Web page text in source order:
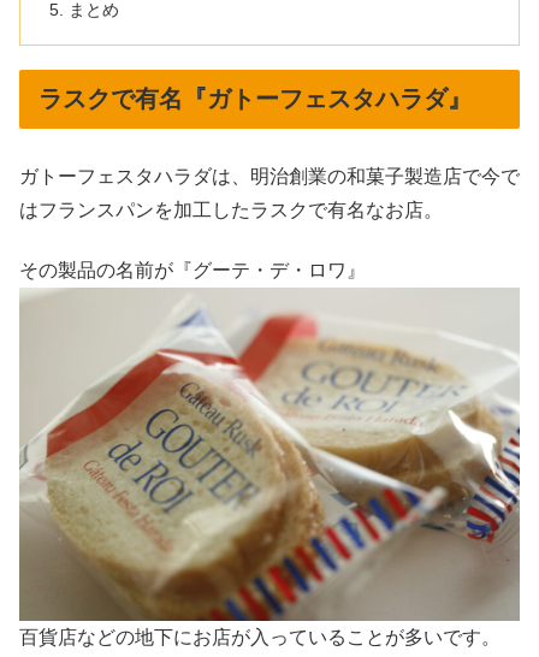
まとめ
ラスクで有名『ガトーフェスタハラダ』
ガトーフェスタハラダは、明治創業の和菓子製造店で今で
はフランスパンを加工したラスクで有名なお店。
その製品の名前が『グーテ・デ・ロワ』
百貨店などの地下にお店が入っていることが多いです。